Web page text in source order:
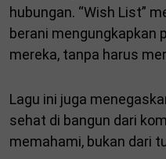
hubungan. “Wish List”
berani mengungkapkan
mereka, tanpa harus
Lagu ini juga
sehat di bangun dari
memahami, bukan dari